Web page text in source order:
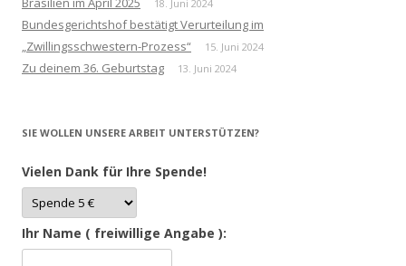
18. Juni 2024
Bundesgerichtshof bestätigt Verurteilung im
„Zwillingsschwestern-Prozess“
15. Juni 2024
Zu deinem 36. Geburtstag 13. Juni 2024
SIE WOLLEN UNSERE ARBEIT UNTERSTÜTZEN?
Vielen Dank für Ihre Spende!
Ihr Name ( freiwillige Angabe ):